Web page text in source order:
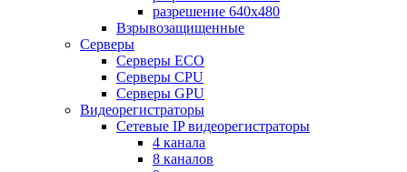
разрешение 640х480
Взрывозащищенные
Серверы
Серверы ECO
Серверы CPU
Серверы GPU
Видеорегистраторы
Сетевые IP видеорегистраторы
4 канала
8 каналов